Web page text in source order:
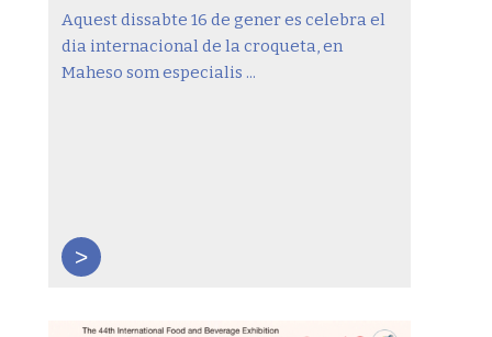
Aquest dissabte 16 de gener es celebra el
dia internacional de la croqueta, en
Maheso som especialis ...
>